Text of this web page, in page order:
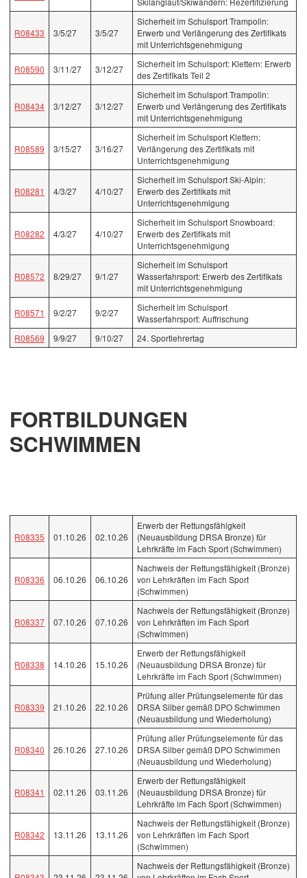
R08433 3/5/27 3/5/27
Sicherheit im Schulsport Trampolin:
Erwerb und Verlängerung des Zertifikats
mit Unterrichtsgenehmigung
R08590 3/11/27 3/12/27
Sicherheit im Schulsport: Klettern: Erwerb
des Zertifikats Teil 2
R08434 3/12/27 3/12/27
Sicherheit im Schulsport Trampolin:
Erwerb und Verlängerung des Zertifikats
mit Unterrichtsgenehmigung
R08589 3/15/27 3/16/27
Sicherheit im Schulsport Klettern:
Verlängerung des Zertifikats mit
Unterrichtsgenehmigung
R08281 4/3/27 4/10/27
Sicherheit im Schulsport Ski-Alpin:
Erwerb des Zertifikats mit
Unterrichtsgenehmigung
R08282 4/3/27 4/10/27
Sicherheit im Schulsport Snowboard:
Erwerb des Zertifikats mit
Unterrichtsgenehmigung
R08572 8/29/27 9/1/27
Sicherheit im Schulsport
Wasserfahrsport: Erwerb des Zertifikats
mit Unterrichtsgenehmigung
R08571 9/2/27 9/2/27
Sicherheit im Schulsport
Wasserfahrsport: Auffrischung
R08569
9/9/27 9/10/27 24. Sportlehrertag
FORTBILDUNGEN
SCHWIMMEN
R08335 01.10.26 02.10.26
Erwerb der Rettungsfähigkeit
(Neuausbildung DRSA Bronze) für
Lehrkräfte im Fach Sport (Schwimmen)
R08336 06.10.26 06.10.26
Nachweis der Rettungsfähigkeit (Bronze)
von Lehrkräften im Fach Sport
(Schwimmen)
R08337 07.10.26 07.10.26
Nachweis der Rettungsfähigkeit (Bronze)
von Lehrkräften im Fach Sport
(Schwimmen)
R08338 14.10.26 15.10.26
Erwerb der Rettungsfähigkeit
(Neuausbildung DRSA Bronze) für
Lehrkräfte im Fach Sport (Schwimmen)
R08339 21.10.26 22.10.26
Prüfung aller Prüfungselemente für das
DRSA Silber gemäß DPO Schwimmen
(Neuausbildung und Wiederholung)
R08340 26.10.26 27.10.26
Prüfung aller Prüfungselemente für das
DRSA Silber gemäß DPO Schwimmen
(Neuausbildung und Wiederholung)
R08341 02.11.26 03.11.26
Erwerb der Rettungsfähigkeit
(Neuausbildung DRSA Bronze) für
Lehrkräfte im Fach Sport (Schwimmen)
R08342 13.11.26 13.11.26
Nachweis der Rettungsfähigkeit (Bronze)
von Lehrkräften im Fach Sport
(Schwimmen)
Nachweis der Rettungsfähigkeit (Bronze)